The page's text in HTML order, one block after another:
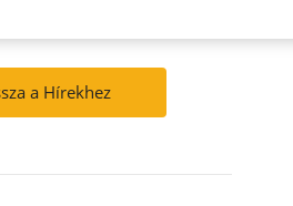
a Hírekhez